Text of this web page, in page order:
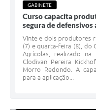
GABINETE
Curso capacita
segura de
Vinte e dois produtores
(7) e quarta-feira (8), do
Agrícolas, realizado
Clodivan Pereira
Morro Redondo. A
para a aplicação...